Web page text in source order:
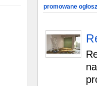
promowane